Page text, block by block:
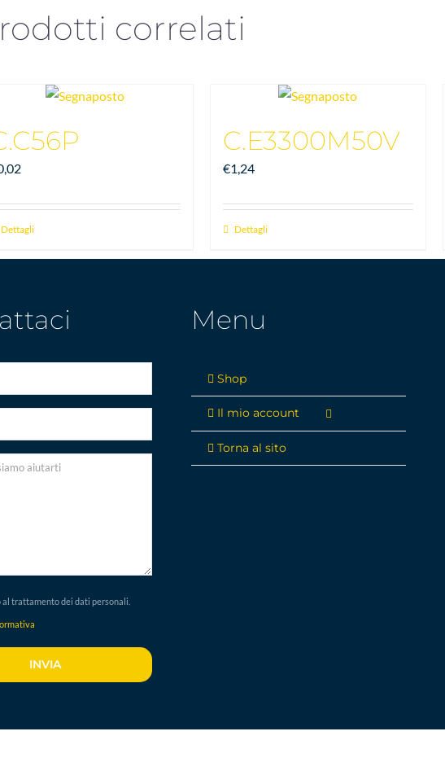
correlati
Dettagli
C.E3300M50V
€1,24
Dettagli
al trattamento dei dati personali.
Menu
Shop
Il mio account
Torna al sito